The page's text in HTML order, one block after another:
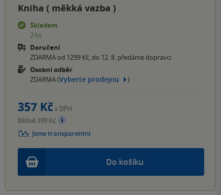
Kniha ( měkká vazba )
Skladem
2 ks
Doručení
ZDARMA od 1299 Kč, do 12. 8. předáme dopravci
Osobní odběr
ZDARMA (Vyberte prodejnu )
Do košíku
357 Kč s DPH
Běžně 399 Kč
Jsme transparentní